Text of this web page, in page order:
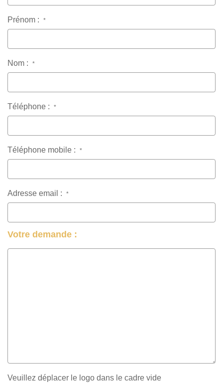
Prénom : *
Nom : *
Téléphone : *
Téléphone mobile : *
Adresse email : *
Votre demande :
Veuillez déplacer le logo dans le cadre vide